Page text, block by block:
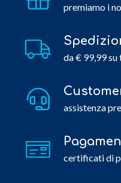
premiamo i
da € 99,99
assistenza
certificati di